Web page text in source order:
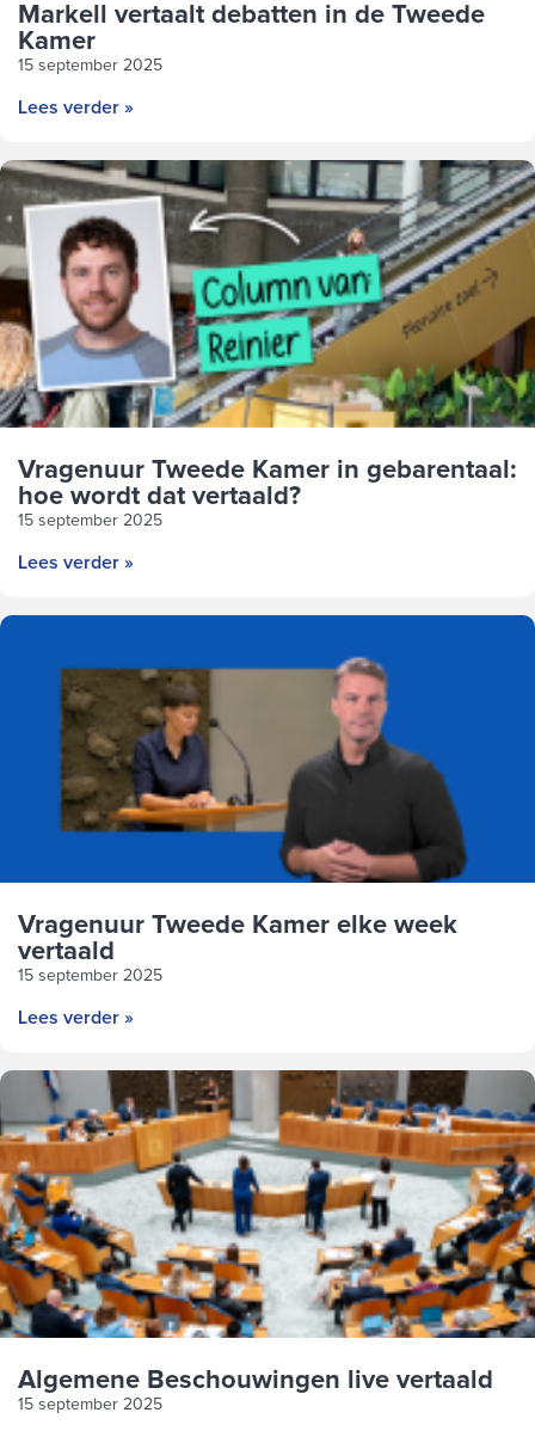
Markell vertaalt debatten in de Tweede
Kamer
15 september 2025
Lees verder »
Vragenuur Tweede Kamer in gebarentaal:
hoe wordt dat vertaald?
15 september 2025
Lees verder »
Vragenuur Tweede Kamer elke week
vertaald
15 september 2025
Lees verder »
Algemene Beschouwingen live vertaald
15 september 2025